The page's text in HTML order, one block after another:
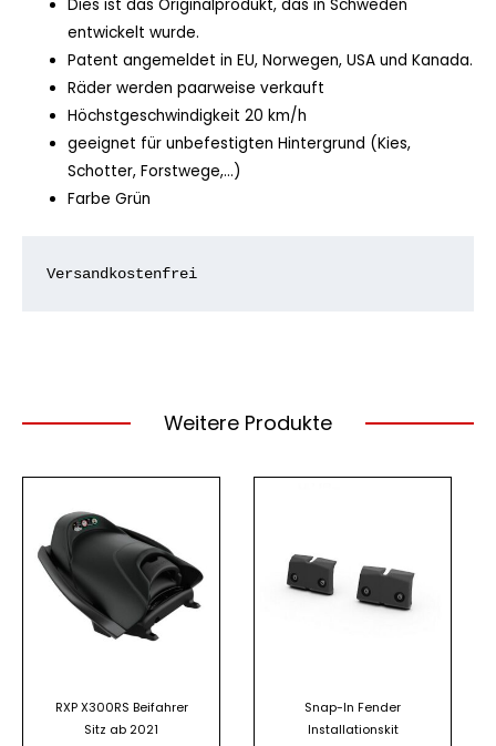
Dies ist das Originalprodukt, das in Schweden
entwickelt wurde.
Patent angemeldet in EU, Norwegen, USA und Kanada.
Räder werden paarweise verkauft
Höchstgeschwindigkeit 20 km/h
geeignet für unbefestigten Hintergrund (Kies,
Schotter, Forstwege,…)
Farbe Grün
Versandkostenfrei
Weitere Produkte
RXP X300RS Beifahrer
Sitz ab 2021
Snap-In Fender
Installationskit